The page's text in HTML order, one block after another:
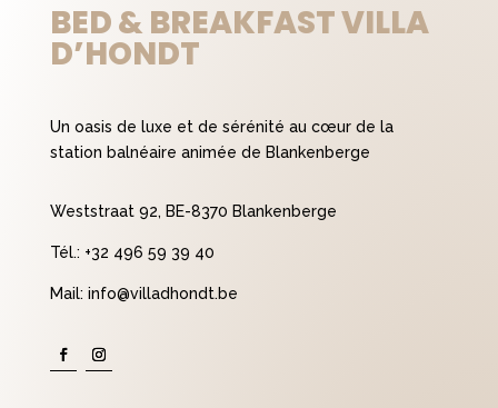
BED & BREAKFAST VILLA
D’HONDT
Un oasis de luxe et de sérénité au cœur de la
station balnéaire animée de Blankenberge
Weststraat 92, BE-8370 Blankenberge
Tél.: +32 496 59 39 40
Mail: info@villadhondt.be